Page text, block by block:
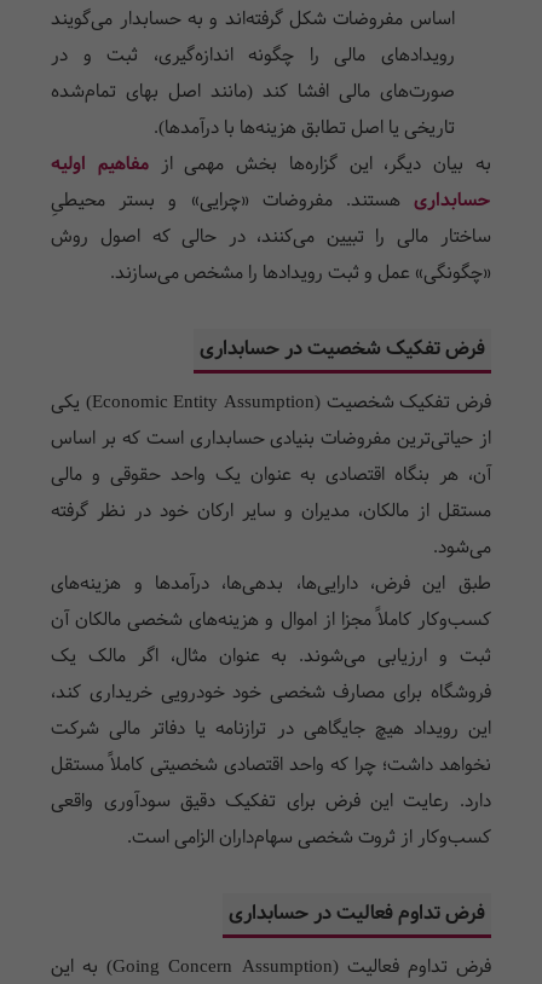
اساس مفروضات شکل گرفته‌اند و به حسابدار می‌گویند
رویدادهای مالی را چگونه اندازه‌گیری، ثبت و در
صورت‌های مالی افشا کند (مانند اصل بهای تمام‌شده
تاریخی یا اصل تطابق هزینه‌ها با درآمدها).
به بیان دیگر، این گزاره‌ها بخش مهمی از مفاهیم اولیه
حسابداری هستند. مفروضات «چرایی» و بستر محیطیِ
ساختار مالی را تبیین می‌کنند، در حالی که اصول روش
«چگونگی» عمل و ثبت رویدادها را مشخص می‌سازند.
فرض تفکیک شخصیت در حسابداری
فرض تفکیک شخصیت (Economic Entity Assumption) یکی
از حیاتی‌ترین مفروضات بنیادی حسابداری است که بر اساس
آن، هر بنگاه اقتصادی به عنوان یک واحد حقوقی و مالی
مستقل از مالکان، مدیران و سایر ارکان خود در نظر گرفته
می‌شود.
طبق این فرض، دارایی‌ها، بدهی‌ها، درآمدها و هزینه‌های
کسب‌وکار کاملاً مجزا از اموال و هزینه‌های شخصی مالکان آن
ثبت و ارزیابی می‌شوند. به عنوان مثال، اگر مالک یک
فروشگاه برای مصارف شخصی خود خودرویی خریداری کند،
این رویداد هیچ جایگاهی در ترازنامه یا دفاتر مالی شرکت
نخواهد داشت؛ چرا که واحد اقتصادی شخصیتی کاملاً مستقل
دارد. رعایت این فرض برای تفکیک دقیق سودآوری واقعی
کسب‌وکار از ثروت شخصی سهام‌داران الزامی است.
فرض تداوم فعالیت در حسابداری
فرض تداوم فعالیت (Going Concern Assumption) به این